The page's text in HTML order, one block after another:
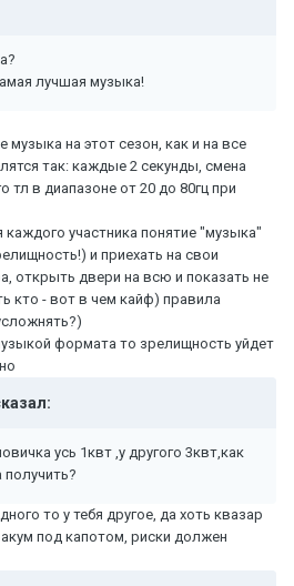
лучшая музыка!
музыка на этот сезон, как и на все
так: каждые 2 секунды, смена
тл в диапазоне от 20 до 80гц при
участника понятие "музыка"
и приехать на свои
открыть двери на всю и показать не
кто - вот в чем кайф) правила
формата то зрелищность уйдет
усь 1квт ,у другого 3квт,как
то у тебя другое, да хоть квазар
под капотом, риски должен